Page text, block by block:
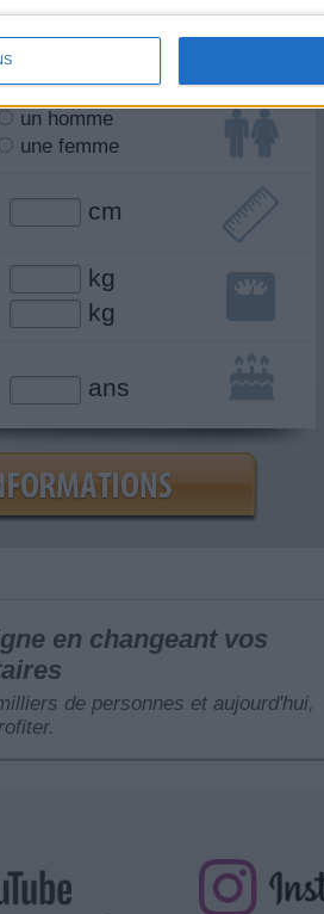
un homme
une femme
cm
kg
kg
ans
en changeant vos
de personnes et aujourd'hui,